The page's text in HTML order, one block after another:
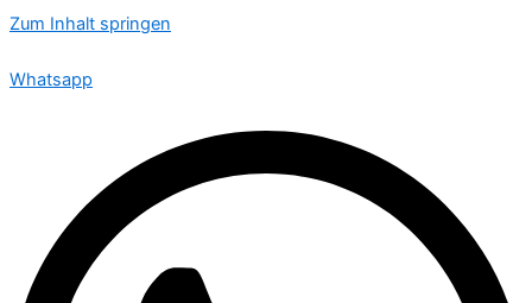
Zum Inhalt springen
Whatsapp